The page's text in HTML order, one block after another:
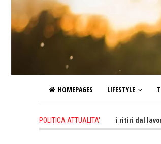
HOMEPAGES LIFESTYLE
POLITICA ATTUALITA'
6 hours ago - Più tardi ti ritiri dal lavoro, più